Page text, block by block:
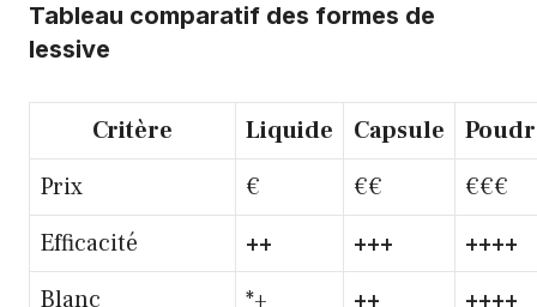
Tableau comparatif des formes de
lessive
Critère Liquide Capsule
Prix
€ €€
€€€
Efficacité
++ +++
++++
Blanc
*+ ++
++++